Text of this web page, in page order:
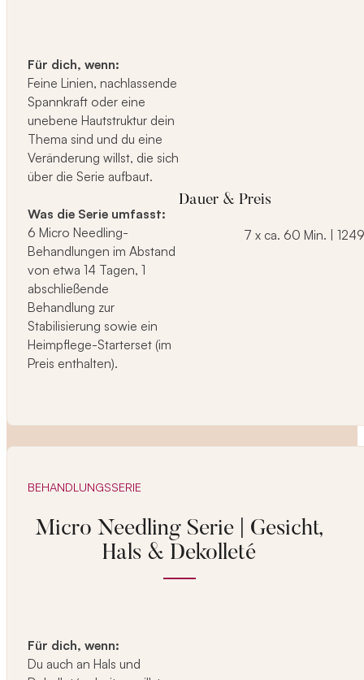
Für dich, wenn:
Feine Linien, nachlassende
Spannkraft oder eine
unebene Hautstruktur dein
Thema sind und du eine
Veränderung willst, die sich
über die Serie aufbaut.
Was die Serie umfasst:
6 Micro Needling-
Behandlungen im Abstand
von etwa 14 Tagen, 1
abschließende
Behandlung zur
Stabilisierung sowie ein
Heimpflege-Starterset (im
Preis enthalten).
Dauer & Preis
7 x ca. 60 Min. |
BEHANDLUNGSSERIE
Micro Needling Serie | Gesicht,
Hals & Dekolleté
Für dich, wenn:
Du auch an Hals und